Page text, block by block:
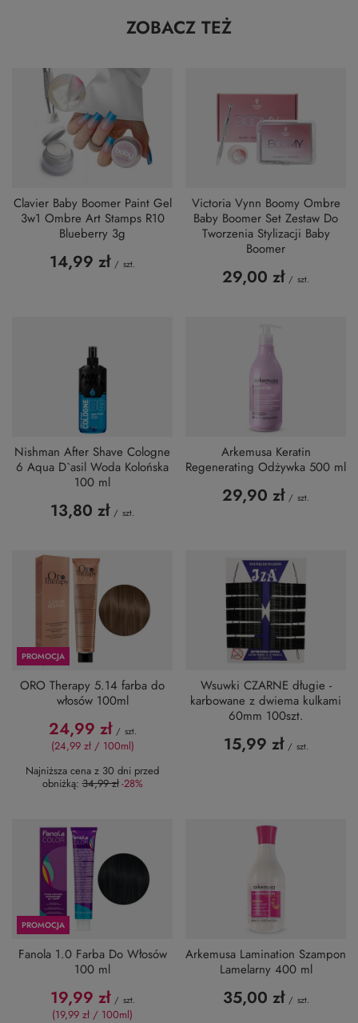
ZOBACZ TEŻ
Clavier Baby Boomer Paint Gel
3w1 Ombre Art Stamps R10
Blueberry 3g
14,99 zł / szt.
Victoria Vynn Boomy Ombre
Baby Boomer Set Zestaw Do
Tworzenia Stylizacji Baby
Boomer
29,00 zł / szt.
Nishman After Shave Cologne
6 Aqua D`asil Woda Kolońska
100 ml
13,80 zł / szt.
Arkemusa Keratin
Regenerating Odżywka 500 ml
29,90 zł / szt.
PROMOCJA
ORO Therapy 5.14 farba do
włosów 100ml
24,99 zł / szt.
(24,99 zł / 100ml)
Najniższa cena z 30 dni przed
obniżką:34,99 zł-28%
Wsuwki CZARNE długie -
karbowane z dwiema kulkami
60mm 100szt.
15,99 zł / szt.
PROMOCJA
Fanola 1.0 Farba Do Włosów
100 ml
19,99 zł / szt.
(19,99 zł / 100ml)
Arkemusa Lamination Szampon
Lamelarny 400 ml
35,00 zł / szt.